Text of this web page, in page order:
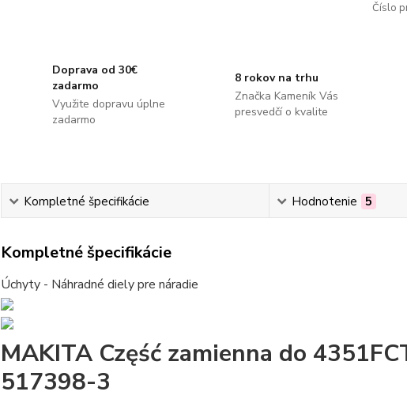
Číslo
Doprava od 30€
zadarmo
Využite dopravu úplne
zadarmo
8 rokov na trhu
Značka Kameník Vás
presvedčí o kvalite
Kompletné špecifikácie Hodnotenie 5
Kompletné špecifikácie
Úchyty - Náhradné diely pre náradie
MAKITA Część zamienna do
517398-3